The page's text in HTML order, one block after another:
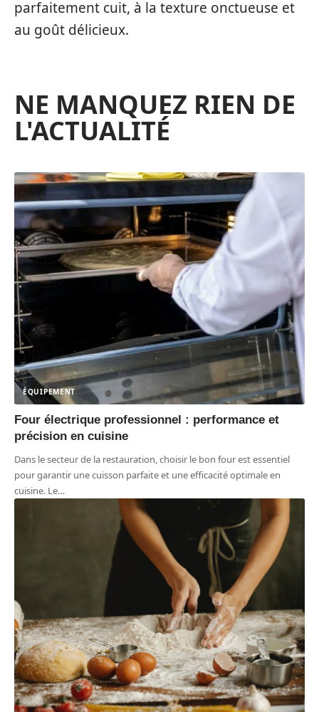
parfaitement cuit, à la texture onctueuse et
au goût délicieux.
NE MANQUEZ RIEN DE
L'ACTUALITÉ
ÉQUIPEMENT
Four électrique professionnel : performance et
précision en cuisine
Dans le secteur de la restauration, choisir le bon four est essentiel
pour garantir une cuisson parfaite et une efficacité optimale en
cuisine. Le…